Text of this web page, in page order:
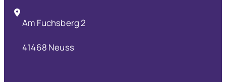
Am Fuchsberg 2
41468 Neuss